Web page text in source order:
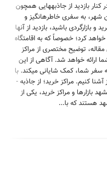
هتل­ هما 2 مشهد در کنار بازدید از جاذبه­هایی همچون
شهر، به سفری خاطره­انگیز و
بازارگردی باشید، بازدید از آن­ها
کرد؛ خصوصاً که به اقامتگاه
توضیح مختصری از مراکز
2 مشهد به شما ارائه خواهد شد. آگاهی از این
سفر شما، کمک شایانی می­کند. با
ما همراه باشید تا شما را با این مراکز آشنا کنیم. مراکز خرید؛ از جاذبه ­
پرطرفدار اطراف هتل هما 2 مشهد بازارها و مراکز خرید، یکی از
هستند که با...